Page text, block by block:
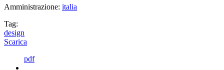
Amministrazione: italia
Tag:
design
Scarica
pdf